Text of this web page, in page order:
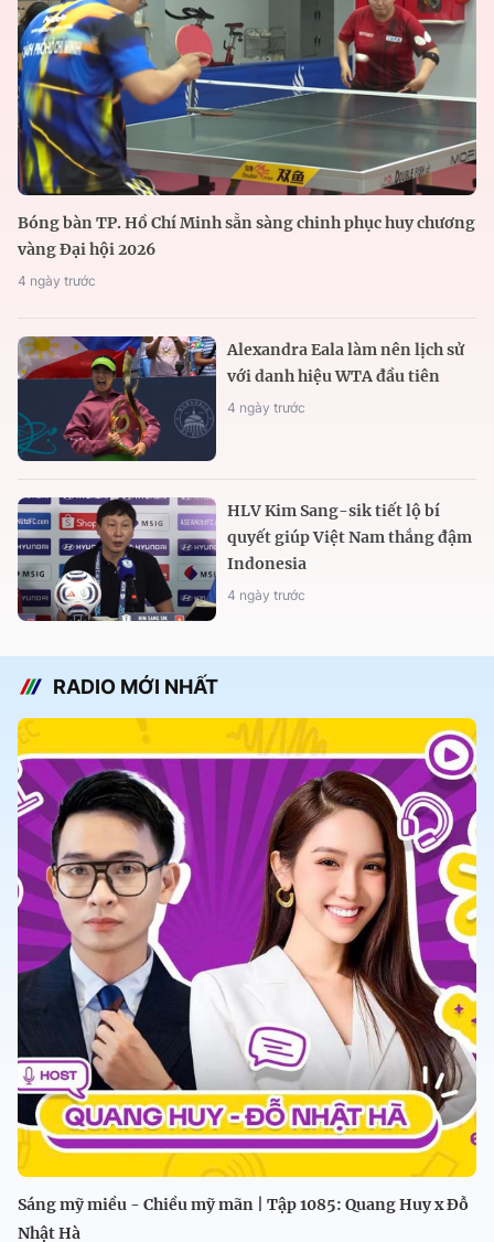
Bóng bàn TP. Hồ Chí Minh sẵn sàng chinh phục huy chương
vàng Đại hội 2026
4 ngày trước
Alexandra Eala làm nên lịch sử
với danh hiệu WTA đầu tiên
4 ngày trước
HLV Kim Sang-sik tiết lộ bí
quyết giúp Việt Nam thắng đậm
Indonesia
4 ngày trước
RADIO MỚI NHẤT
Sáng mỹ miều - Chiều mỹ mãn | Tập 1085: Quang Huy x Đỗ
Nhật Hà